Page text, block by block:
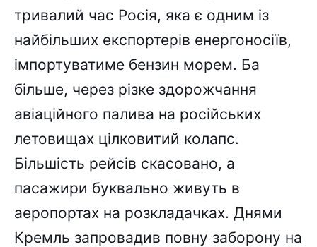
тривалий час Росія, яка є одним із
найбільших експортерів енергоносіїв,
імпортуватиме бензин морем. Ба
більше, через різке здорожчання
авіаційного палива на російських
летовищах цілковитий колапс.
Більшість рейсів скасовано, а
пасажири буквально живуть в
аеропортах на розкладачках. Днями
Кремль запровадив повну заборону на